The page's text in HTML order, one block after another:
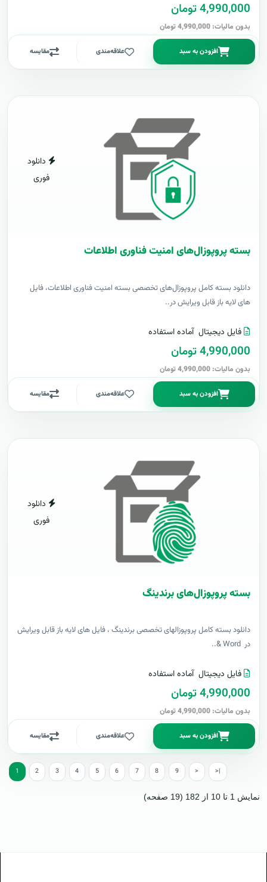
4,990,000 تومان
بدون مالیات: 4,990,000 تومان
افزودن به سبد علاقه‌مندی مقایسه
دانلود
فوری
بسته پروپوزال‌های امنیت فناوری اطلاعات
دانلود بسته کامل پروپوزال‌های تخصصی بسته امنیت فناوری اطلاعات، فایل
های لایه باز قابل ویرایش در..
فایل دیجیتال آماده استفاده
4,990,000 تومان
بدون مالیات: 4,990,000 تومان
افزودن به سبد علاقه‌مندی مقایسه
دانلود
فوری
بسته پروپوزال‌های برندینگ
دانلود بسته کامل پروپوزالهای تخصصی برندینگ ، فایل های لایه باز قابل ویرایش
در Word &..
فایل دیجیتال آماده استفاده
4,990,000 تومان
بدون مالیات: 4,990,000 تومان
افزودن به سبد علاقه‌مندی مقایسه
1 2 3 4 5 6 7 8 9 > >|
نمایش 1 تا 10 از 182 (19 صفحه)